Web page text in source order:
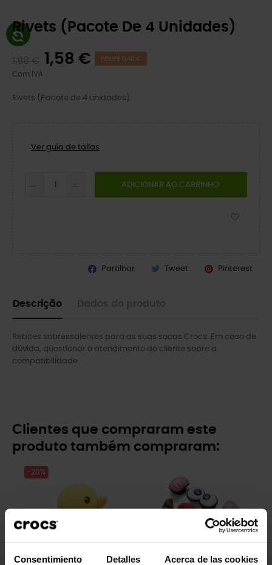
Consentimiento Detalles Acerca de las cookies
Rivets (Pacote De 4 Unidades)
1,58 € POUPE 0,40 €
Com IVA
Rivets (Pacote de 4 unidades)
Ver guía de tallas
ADICIONAR AO CARRINHO
Partilhar Tweet Pinterest
Descrição
Rebites sobressalentes para as suas socas Crocs. Em caso de
dúvida, questionar o atendimento ao cliente sobre a
compatibilidade.
Clientes que compraram este
produto também compraram:
-20%